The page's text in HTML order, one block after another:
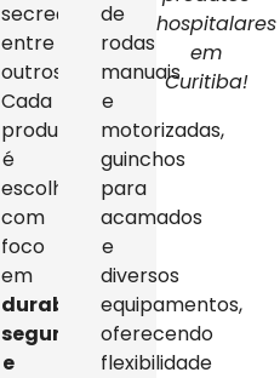
secreção,
entre
outros.
Cada
produto
é
escolhido
com
foco
em
durabilidade,
segurança
e
de
rodas
manuais
e
motorizadas,
guinchos
para
acamados
e
diversos
equipamentos,
oferecendo
flexibilidade
hospitalares
em
Curitiba!